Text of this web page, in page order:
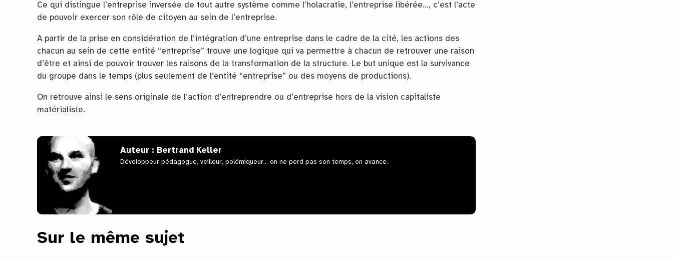
Ce qui distingue l’entreprise inversée de tout autre système comme l’holacratie, l’entreprise libérée…, c’est l’acte
de pouvoir exercer son rôle de citoyen au sein de l’entreprise.
A partir de la prise en considération de l’intégration d’une entreprise dans le cadre de la cité, les actions des
chacun au sein de cette entité “entreprise” trouve une logique qui va permettre à chacun de retrouver une raison
d’être et ainsi de pouvoir trouver les raisons de la transformation de la structure. Le but unique est la survivance
du groupe dans le temps (plus seulement de l’entité “entreprise” ou des moyens de productions).
On retrouve ainsi le sens originale de l’action d’entreprendre ou d’entreprise hors de la vision capitaliste
matérialiste.
Auteur : Bertrand Keller
Développeur pédagogue, veilleur, polémiqueur... on ne perd pas son temps, on avance.
Sur le même sujet